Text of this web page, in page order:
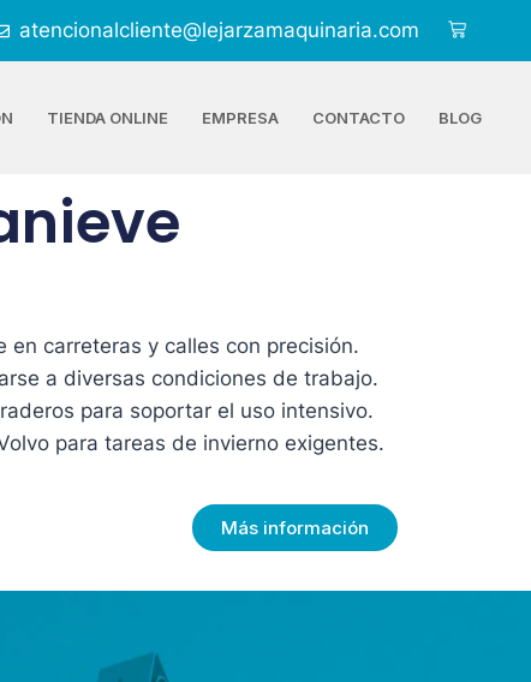
atencionalcliente@lejarzamaquinaria.com
TIENDA ONLINE EMPRESA CONTACTO BLOG
en carreteras y calles con precisión.
a diversas condiciones de trabajo.
para soportar el uso intensivo.
para tareas de invierno exigentes.
Más información